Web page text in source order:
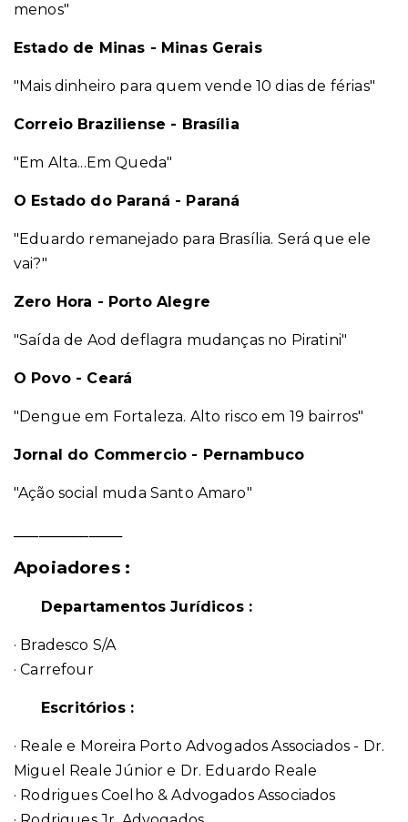
menos"
Estado de Minas - Minas Gerais
"Mais dinheiro para quem vende 10 dias de férias"
Correio Braziliense - Brasília
"Em Alta...Em Queda"
O Estado do Paraná - Paraná
"Eduardo remanejado para Brasília. Será que ele
vai?"
Zero Hora - Porto Alegre
"Saída de Aod deflagra mudanças no Piratini"
O Povo - Ceará
"Dengue em Fortaleza. Alto risco em 19 bairros"
Jornal do Commercio - Pernambuco
"Ação social muda Santo Amaro"
Apoiadores :
Departamentos Jurídicos :
· Bradesco S/A
· Carrefour
Escritórios :
· Reale e Moreira Porto Advogados Associados - Dr.
Miguel Reale Júnior e Dr. Eduardo Reale
· Rodrigues Coelho & Advogados Associados